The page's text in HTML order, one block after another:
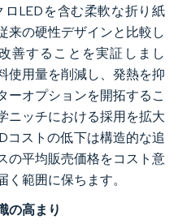
ロLEDを含む柔軟な折り紙
来の硬性デザインと比較し
善することを実証しまし
使用量を削減し、発熱を抑
ーオプションを開拓するこ
ニッチにおける採用を拡大
コストの低下は構造的な追
の平均販売価格をコスト意
範囲に保ちます。
の高まり